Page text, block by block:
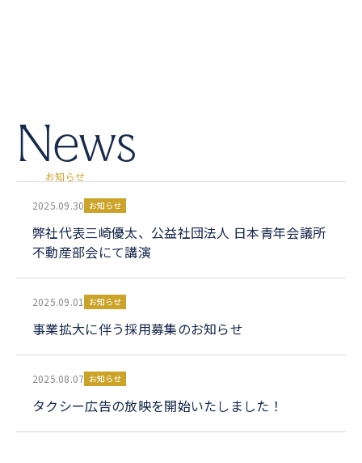
News
お知 らせ
2025.09.30 お知らせ
弊社代表三崎優太、公益社団法人 日本青年会議所
不動産部会にて講演
2025.09.01 お知らせ
事業拡大に伴う採用募集のお知らせ
2025.08.07 お知らせ
タクシー広告の放映を開始いたしました！